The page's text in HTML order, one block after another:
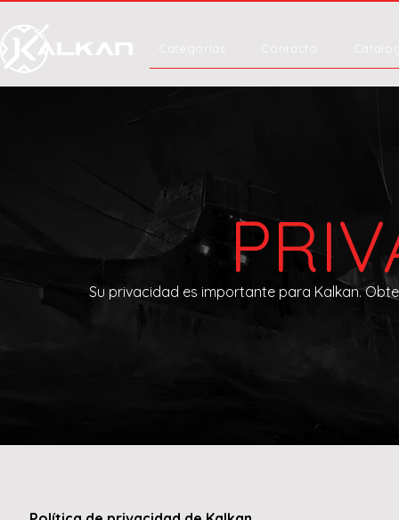
Categorías Contacto
Su privacidad es importante para Kalkan.